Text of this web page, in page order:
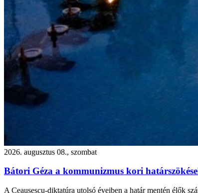
2026. augusztus 08., szombat
Bátori Géza a kommunizmus kori
A Ceaușescu-diktatúra utolsó éveiben a határ mentén élők